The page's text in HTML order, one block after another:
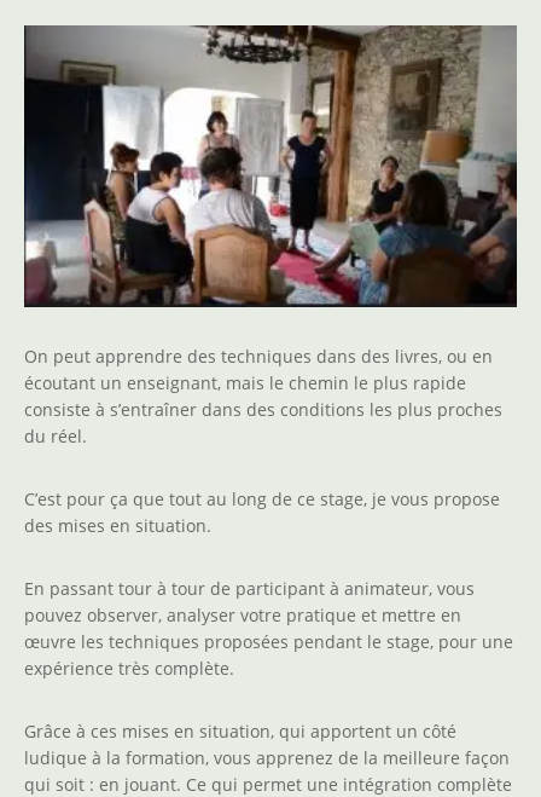
On peut apprendre des techniques dans des livres, ou en
écoutant un enseignant, mais le chemin le plus rapide
consiste à s’entraîner dans des conditions les plus proches
du réel.
C’est pour ça que tout au long de ce stage, je vous propose
des mises en situation.
En passant tour à tour de participant à animateur, vous
pouvez observer, analyser votre pratique et mettre en
œuvre les techniques proposées pendant le stage, pour une
expérience très complète.
Grâce à ces mises en situation, qui apportent un côté
ludique à la formation, vous apprenez de la meilleure façon
qui soit : en jouant. Ce qui permet une intégration complète